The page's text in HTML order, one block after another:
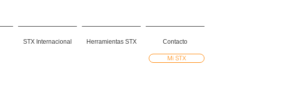
STX Internacional Herramientas STX Contacto
Mi STX